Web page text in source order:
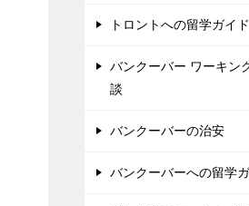
トロントへの留学ガイド
バンクーバー ワーキン
談
バンクーバーの治安
バンクーバーへの留学